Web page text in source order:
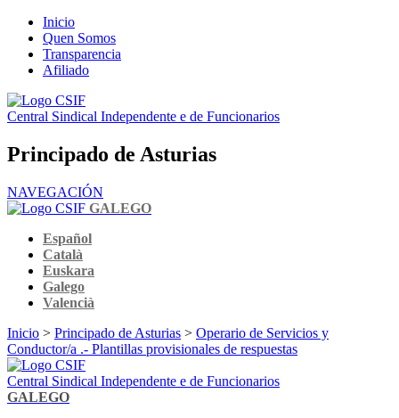
Inicio
Quen Somos
Transparencia
Afiliado
Central Sindical Independente e de Funcionarios
Principado de Asturias
NAVEGACIÓN
GALEGO
Español
Català
Euskara
Galego
Valencià
Inicio > Principado de Asturias > Operario de Servicios y
Conductor/a .- Plantillas provisionales de respuestas
Central Sindical Independente e de Funcionarios
GALEGO